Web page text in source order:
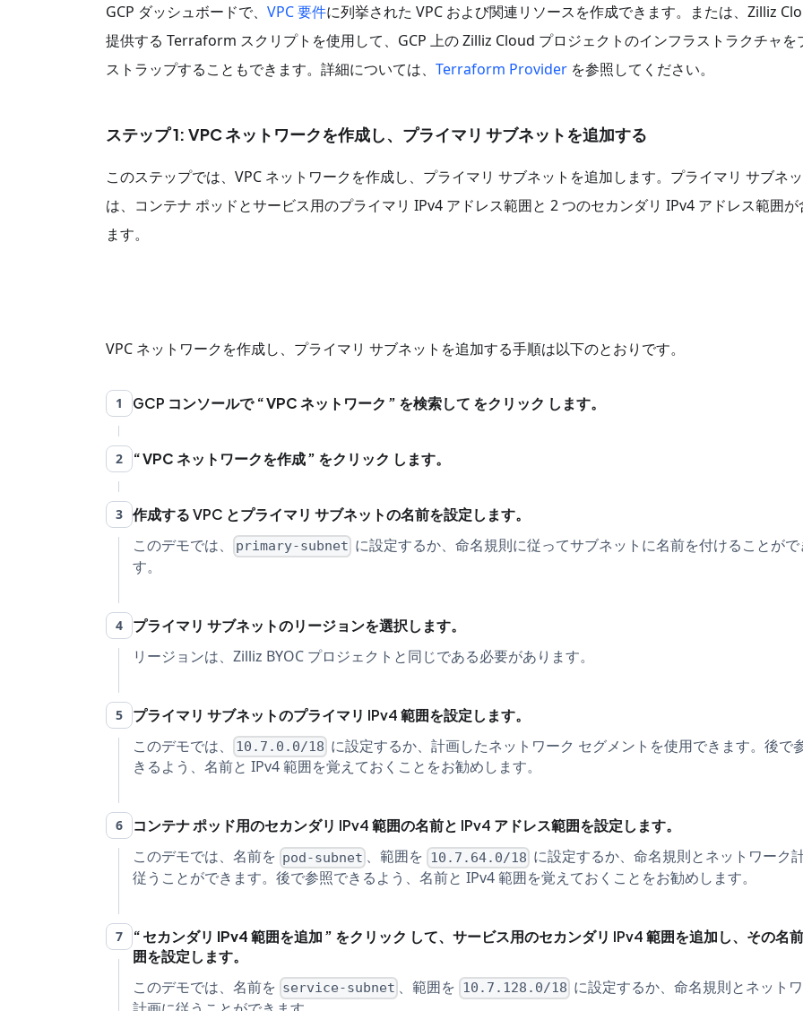
GCP ダッシュボードで、 VPC 要件に列挙された VPC および関連リソースを作成できます。または、Zilliz
提供する Terraform スクリプトを使用して、GCP 上の Zilliz Cloud プロジェクトのインフラストラクチャを
ストラップすることもできます。詳細については、 Terraform Provider を参照してください。
ステップ 1: VPC ネットワークを作成し、プライマリ サブネットを追加する
このステップでは、VPC ネットワークを作成し、プライマリ サブネットを追加します。プライマリ サブネ
は、コンテナ ポッドとサービス用のプライマリ IPv4 アドレス範囲と 2 つのセカンダリ IPv4 アドレス範囲が
ます。
VPC ネットワークを作成し、プライマリ サブネットを追加する手順は以下のとおりです。
1 GCP コンソールで VPC ネットワーク を検索して をクリック します。
2 VPC ネットワークを作成 をクリック します。
3 作成する VPC とプライマリ サブネットの名前を設定します。
このデモでは、 primary-subnet に設定するか、命名規則に従ってサブネットに名前を付けることが
す。
4 プライマリ サブネットのリージョンを選択します。
リージョンは、Zilliz BYOC プロジェクトと同じである必要があります。
5 プライマリ サブネットのプライマリ IPv4 範囲を設定します。
このデモでは、 10.7.0.0/18 に設定するか、計画したネットワーク セグメントを使用できます。後で
きるよう、名前と IPv4 範囲を覚えておくことをお勧めします。
6 コンテナ ポッド用のセカンダリ IPv4 範囲の名前と IPv4 アドレス範囲を設定します。
このデモでは、名前を pod-subnet 、範囲を 10.7.64.0/18 に設定するか、命名規則とネットワーク
従うことができます。後で参照できるよう、名前と IPv4 範囲を覚えておくことをお勧めします。
7 セカンダリ IPv4 範囲を追加
をクリック して、サービス用のセカンダリ IPv4 範囲を追加し、その名
囲を設定します。
このデモでは、名前を service-subnet 、範囲を 10.7.128.0/18 に設定するか、命名規則とネット